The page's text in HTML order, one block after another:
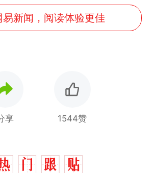
易新闻，阅读体验更佳
享 1544赞